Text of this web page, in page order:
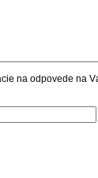
na odpovede na